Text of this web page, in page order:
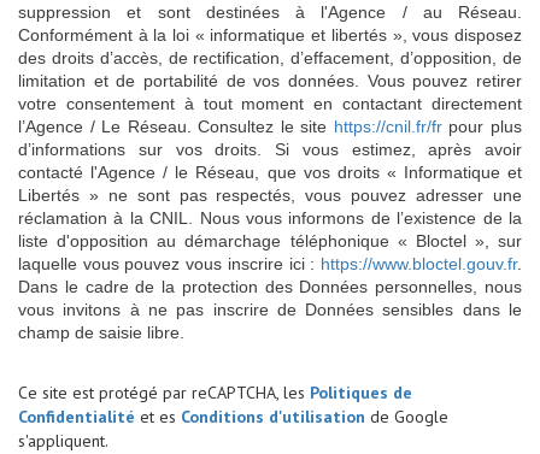
suppression et sont destinées à l'Agence / au Réseau.
Conformément à la loi « informatique et libertés », vous disposez
des droits d’accès, de rectification, d’effacement, d’opposition, de
limitation et de portabilité de vos données. Vous pouvez retirer
votre consentement à tout moment en contactant directement
l’Agence / Le Réseau. Consultez le site https://cnil.fr/frpour plus
d’informations sur vos droits. Si vous estimez, après avoir
contacté l'Agence / le Réseau, que vos droits « Informatique et
Libertés » ne sont pas respectés, vous pouvez adresser une
réclamation à la CNIL. Nous vous informons de l’existence de la
liste d'opposition au démarchage téléphonique « Bloctel », sur
laquelle vous pouvez vous inscrire ici : https://www.bloctel.gouv.fr.
Dans le cadre de la protection des Données personnelles, nous
vous invitons à ne pas inscrire de Données sensibles dans le
champ de saisie libre.
Ce site est protégé par reCAPTCHA, les Politiques de
Confidentialité et es Conditions d'utilisation de Google
s'appliquent.